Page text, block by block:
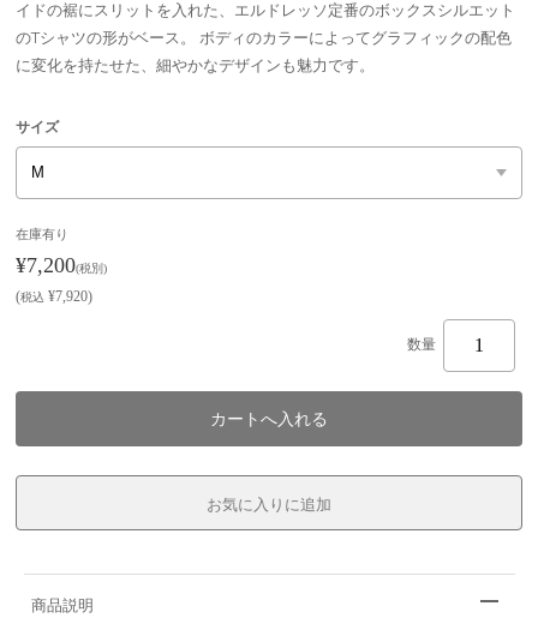
イドの裾にスリットを入れた、エルドレッソ定番のボックスシルエット
のTシャツの形がベース。 ボディのカラーによってグラフィックの配色
に変化を持たせた、細やかなデザインも魅力です。
サイズ
在庫有り
¥7,200(税別)
(税込 ¥7,920)
数量
商品説明